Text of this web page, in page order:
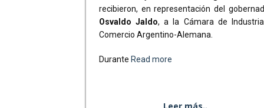
recibieron, en representación del
Osvaldo Jaldo, a la Cámara de
Comercio Argentino-Alemana.
Durante Read more
Leer más..